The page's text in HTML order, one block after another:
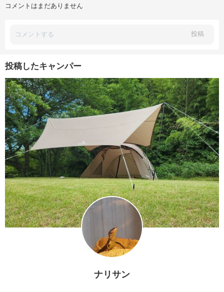
コメントはまだありません
投稿
投稿したキャンパー
ナリサン